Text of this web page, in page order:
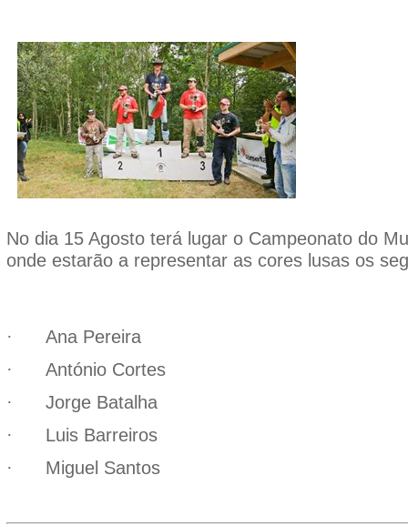
No dia 15 Agosto terá lugar o Campeonato do
onde estarão a representar as cores lusas os
· Ana Pereira
· António Cortes
· Jorge Batalha
· Luis Barreiros
· Miguel Santos